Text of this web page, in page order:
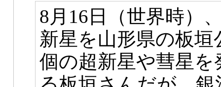
8月16日（世界時）
新星を山形県の板
個の超新星や彗星